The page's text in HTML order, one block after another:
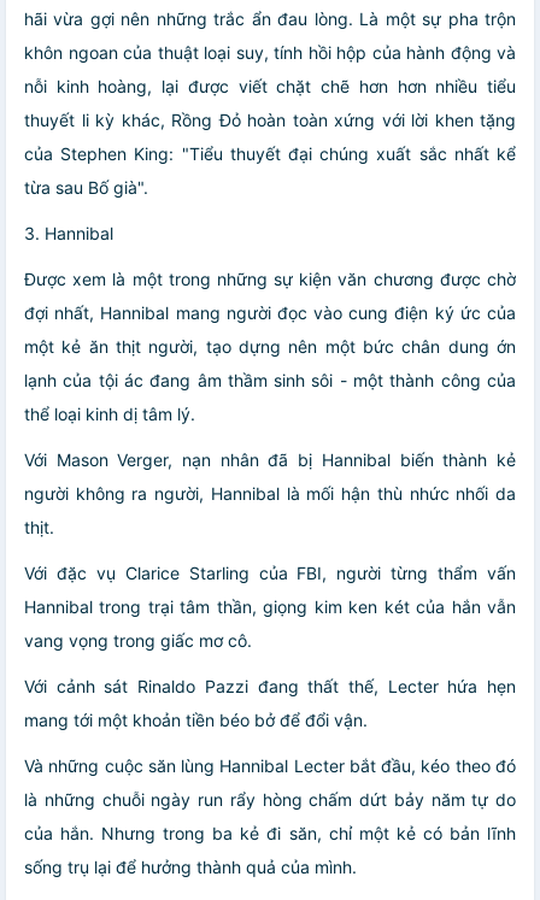
hãi vừa gợi nên những trắc ẩn đau lòng. Là một sự pha trộn
khôn ngoan của thuật loại suy, tính hồi hộp của hành động và
nỗi kinh hoàng, lại được viết chặt chẽ hơn hơn nhiều tiểu
thuyết li kỳ khác, Rồng Đỏ hoàn toàn xứng với lời khen tặng
của Stephen King: "Tiểu thuyết đại chúng xuất sắc nhất kể
từa sau Bố già".
3. Hannibal
Được xem là một trong những sự kiện văn chương được chờ
đợi nhất, Hannibal mang người đọc vào cung điện ký ức của
một kẻ ăn thịt người, tạo dựng nên một bức chân dung ớn
lạnh của tội ác đang âm thầm sinh sôi - một thành công của
thể loại kinh dị tâm lý.
Với Mason Verger, nạn nhân đã bị Hannibal biến thành kẻ
người không ra người, Hannibal là mối hận thù nhức nhối da
thịt.
Với đặc vụ Clarice Starling của FBI, người từng thẩm vấn
Hannibal trong trại tâm thần, giọng kim ken két của hắn vẫn
vang vọng trong giấc mơ cô.
Với cảnh sát Rinaldo Pazzi đang thất thế, Lecter hứa hẹn
mang tới một khoản tiền béo bở để đổi vận.
Và những cuộc săn lùng Hannibal Lecter bắt đầu, kéo theo đó
là những chuỗi ngày run rẩy hòng chấm dứt bảy năm tự do
của hắn. Nhưng trong ba kẻ đi săn, chỉ một kẻ có bản lĩnh
sống trụ lại để hưởng thành quả của mình.